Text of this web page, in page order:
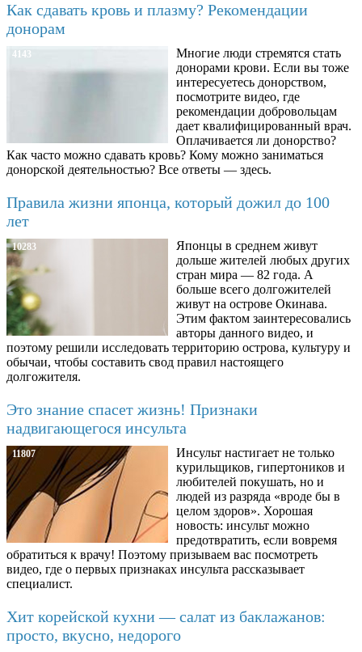
Как сдавать кровь и плазму? Рекомендации
донорам
4143
Многие люди стремятся стать
донорами крови. Если вы тоже
интересуетесь донорством,
посмотрите видео, где
рекомендации добровольцам
дает квалифицированный врач.
Оплачивается ли донорство?
Как часто можно сдавать кровь? Кому можно заниматься
донорской деятельностью? Все ответы — здесь.
Правила жизни японца, который дожил до 100
лет
10283
Японцы в среднем живут
дольше жителей любых других
стран мира — 82 года. А
больше всего долгожителей
живут на острове Окинава.
Этим фактом заинтересовались
авторы данного видео, и
поэтому решили исследовать территорию острова, культуру и
обычаи, чтобы составить свод правил настоящего
долгожителя.
Это знание спасет жизнь! Признаки
надвигающегося инсульта
11807
Инсульт настигает не только
курильщиков, гипертоников и
любителей покушать, но и
людей из разряда «вроде бы в
целом здоров». Хорошая
новость: инсульт можно
предотвратить, если вовремя
обратиться к врачу! Поэтому призываем вас посмотреть
видео, где о первых признаках инсульта рассказывает
специалист.
Хит корейской кухни — салат из баклажанов:
просто, вкусно, недорого